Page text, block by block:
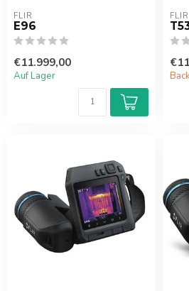
FLIR
E96
€11.999,00
Auf Lager
FLIR